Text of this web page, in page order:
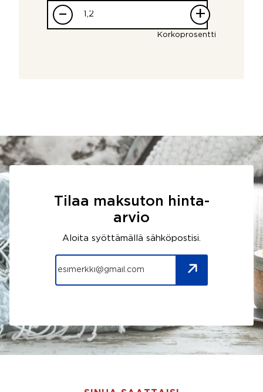
– +
Korkoprosentti
Tilaa maksuton hinta-
arvio
Aloita syöttämällä sähköpostisi.